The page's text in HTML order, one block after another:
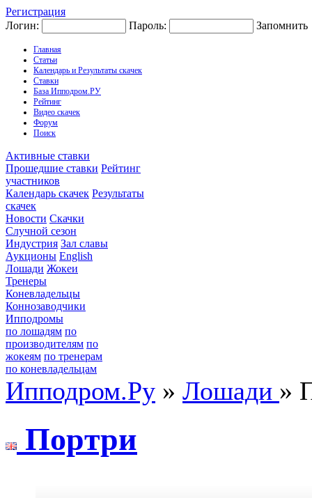
Регистрация
Логин:
Пароль: Запомнить
Главная
Статьи
Календарь и Результаты скачек
Ставки
База Ипподром.РУ
Рейтинг
Видео скачек
Форум
Поиск
Активные ставки
Прошедшие ставки Рейтинг
участников
Календарь скачек Результаты
скачек
Новости Скачки
Случной сезон
Индустрия Зал славы
Аукционы English
Лошади Жокеи
Тренеры
Коневладельцы
Коннозаводчики
Ипподромы
по лошадям по
производителям по
жокеям по тренерам
по коневладельцам
Ипподром.Ру » Лошади »
Пopтpи